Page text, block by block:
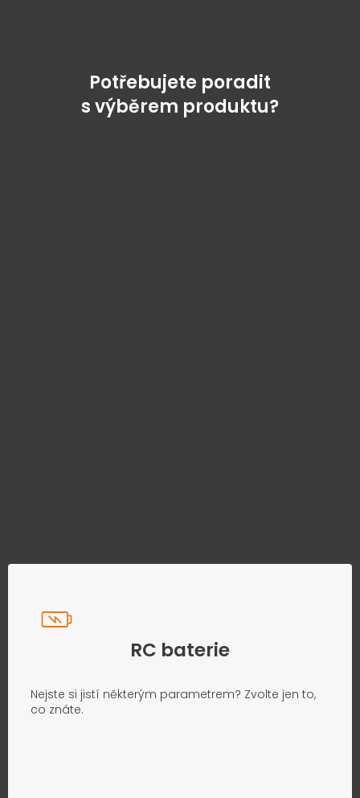
Potřebujete poradit
s výběrem produktu?
RC baterie
Nejste si jistí některým parametrem? Zvolte jen to,
co znáte.